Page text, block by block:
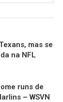
mas se
na NFL
runs de
– WSVN